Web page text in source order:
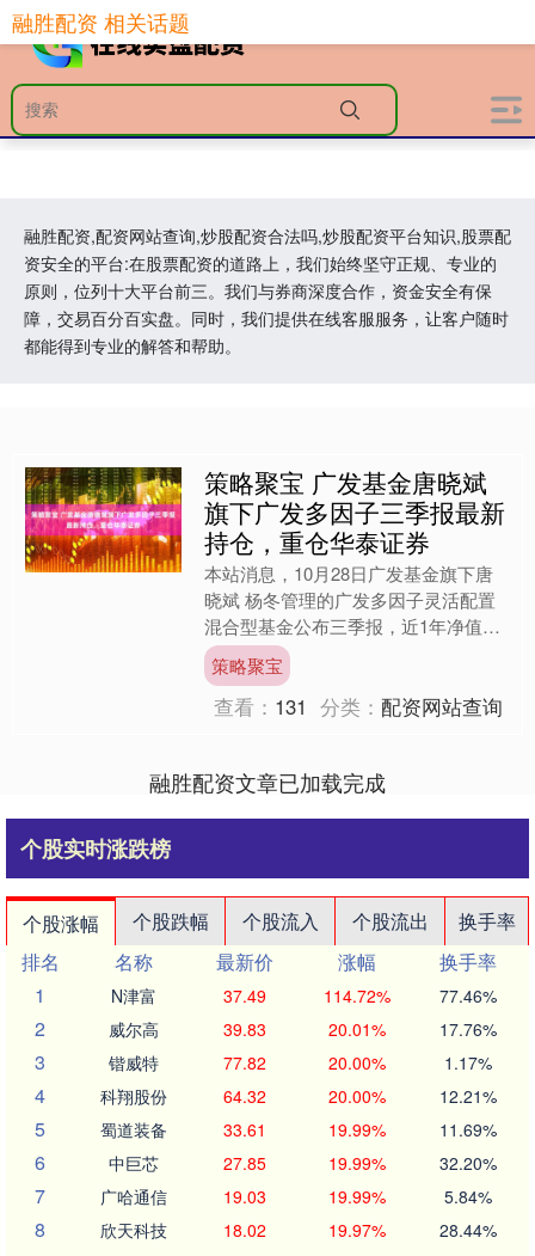
融胜配资,配资网站查询,炒股配资合法吗,炒股配资平台知识,股票配
资安全的平台:在股票配资的道路上，我们始终坚守正规、专业的
原则，位列十大平台前三。我们与券商深度合作，资金安全有保
障，交易百分百实盘。同时，我们提供在线客服服务，让客户随时
都能得到专业的解答和帮助。
融胜配资 相关话题
策略聚宝 广发基金唐晓斌
旗下广发多因子三季报最新
持仓，重仓华泰证券
本站消息，10月28日广发基金旗下唐
晓斌 杨冬管理的广发多因子灵活配置
混合型基金公布三季报，近1年净值增
长率34.68%。与上一季度相比，该基
金前十大重仓股新增....
策略聚宝
查看： 131 分类：配资网站查询
融胜配资文章已加载完成
个股实时涨跌榜
个股涨幅 个股跌幅 个股流入 个股流出
换手率
排名
名称 最新价 涨幅
换手率
1
N津富 37.49 114.72% 77.46%
2 威尔高 39.83 20.01% 17.76%
3 锴威特 77.82 20.00% 1.17%
4 科翔股份 64.32 20.00% 12.21%
5 蜀道装备 33.61 19.99% 11.69%
6 中巨芯 27.85 19.99% 32.20%
7 广哈通信 19.03 19.99% 5.84%
8 欣天科技 18.02 19.97% 28.44%